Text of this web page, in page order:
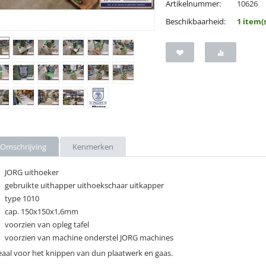
Artikelnummer:
10626
Beschikbaarheid:
1
Omschrijving Kenmerken
JORG uithoeker
gebruikte uithapper uithoekschaar uitkapper
type 1010
cap. 150x150x1,6mm
voorzien van opleg tafel
voorzien van machine onderstel JORG machines
voor het knippen van dun plaatwerk en gaas.